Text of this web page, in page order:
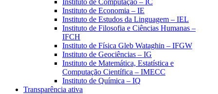
Instituto de Computação – IC
Instituto de Economia – IE
Instituto de Estudos da Linguagem – IEL
Instituto de Filosofia e Ciências Humanas –
IFCH
Instituto de Física Gleb Wataghin – IFGW
Instituto de Geociências – IG
Instituto de Matemática, Estatística e
Computação Científica – IMECC
Instituto de Química – IQ
Transparência ativa